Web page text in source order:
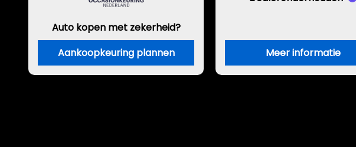
Auto kopen met zekerheid?
Aankoopkeuring plannen
Meer informatie